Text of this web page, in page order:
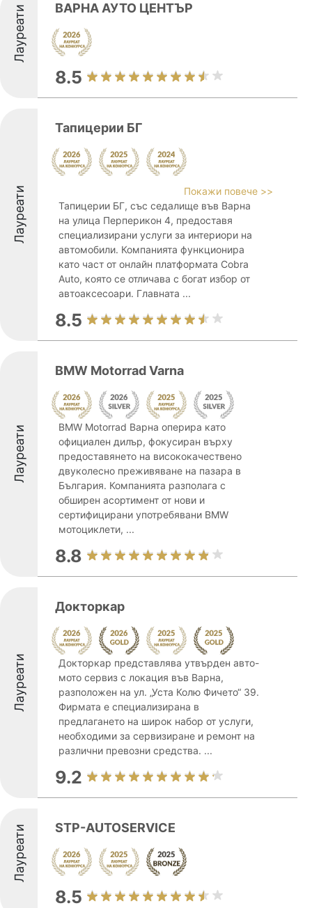
Лауреати ВАРНА АУТО ЦЕНТЪР
8.5
Лауреати
Тапицерии БГ
Покажи повече >>
Тапицерии БГ, със седалище във Варна
на улица Перперикон 4, предоставя
специализирани услуги за интериори на
автомобили. Компанията функционира
като част от онлайн платформата Cobra
Auto, която се отличава с богат избор от
автоаксесоари. Главната ...
8.5
Лауреати
BMW Motorrad Varna
BMW Motorrad Варна оперира като
официален дилър, фокусиран върху
предоставянето на висококачествено
двуколесно преживяване на пазара в
България. Компанията разполага с
обширен асортимент от нови и
сертифицирани употребявани BMW
мотоциклети, ...
8.8
Лауреати
Докторкар
Докторкар представлява утвърден авто-
мото сервиз с локация във Варна,
разположен на ул. „Уста Колю Фичето“ 39.
Фирмата е специализирана в
предлагането на широк набор от услуги,
необходими за сервизиране и ремонт на
различни превозни средства. ...
9.2
Лауреати STP-AUTOSERVICE
8.5